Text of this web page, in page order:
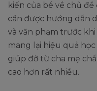
kiến của bé về chủ
cần được hướng dẫn
và văn phạm trước
mang lại hiệu quả
giúp đỡ từ cha mẹ
cao hơn rất nhiều.